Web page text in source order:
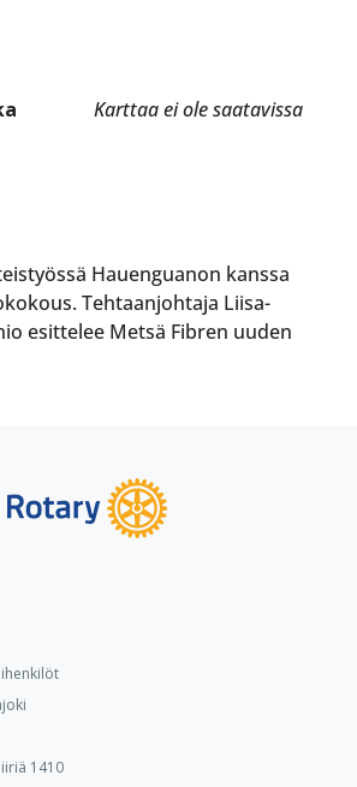
Karttaa ei ole saatavissa
Hauenguanon kanssa
Tehtaanjohtaja Liisa-
esittelee Metsä Fibren uuden
1410